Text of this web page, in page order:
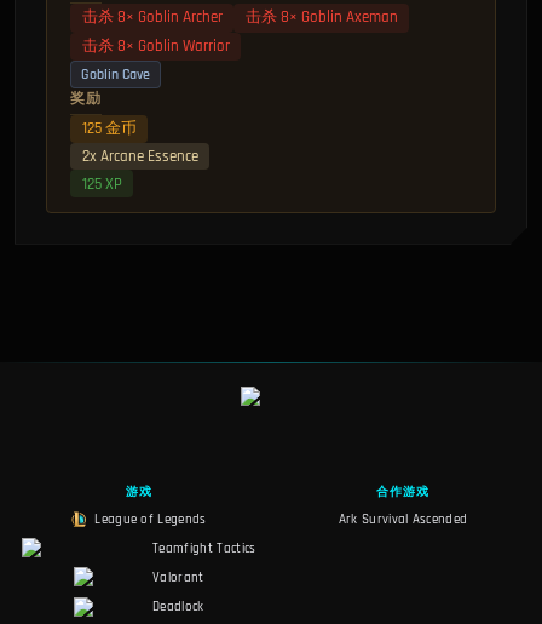
击杀 8× Goblin Archer
击杀 8× Goblin Axeman
击杀 8× Goblin Warrior
Goblin Cave
奖励
125 金币
2x Arcane Essence
125 XP
游戏
League of Legends
Teamfight Tactics
Valorant
Deadlock
合作游戏
Ark Survival Ascended